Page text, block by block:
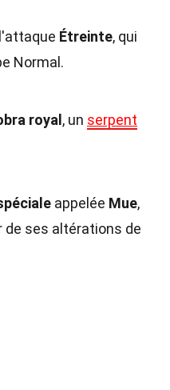
Étreinte, qui
Normal.
royal , un serpent
appelée Mue,
de ses altérations de